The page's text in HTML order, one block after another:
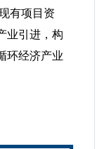
有项目资
业引进，构
环经济产业